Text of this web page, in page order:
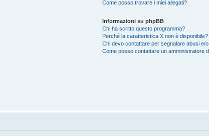
Come posso trovare i miei allegati?
Informazioni su phpBB
Chi ha scritto questo programma?
Perché la caratteristica X non è disponibile?
Chi devo contattare per segnalare abusi e/
Come posso contattare un amministratore